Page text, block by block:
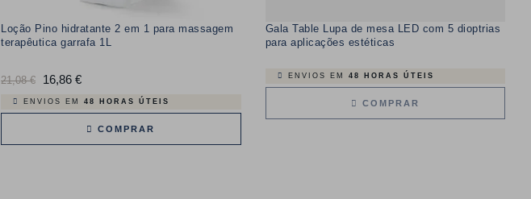
Loção Pino hidratante 2 em 1 para massagem
terapêutica garrafa 1L
Preço
normal
21,08 € 16,86 €Preço
ENVIOS EM 48 HORAS ÚTEIS
COMPRAR
Gala Table Lupa de mesa LED com 5 dioptrias
para aplicações estéticas
ENVIOS EM 48 HORAS ÚTEIS
COMPRAR